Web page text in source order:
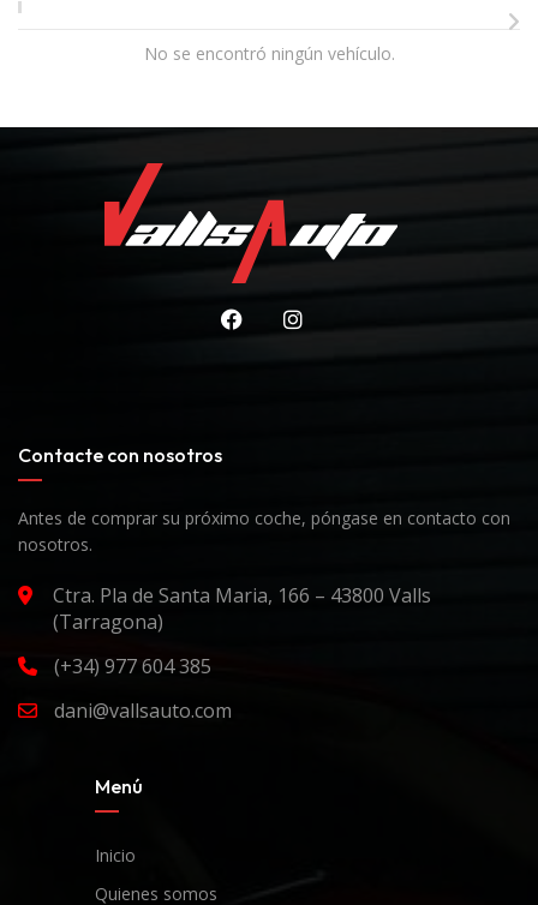
No se encontró ningún vehículo.
Contacte con nosotros
Antes de comprar su próximo coche, póngase en contacto con
nosotros.
Ctra. Pla de Santa Maria, 166 – 43800 Valls
(Tarragona)
(+34) 977 604 385
dani@vallsauto.com
Menú
Inicio
Quienes somos